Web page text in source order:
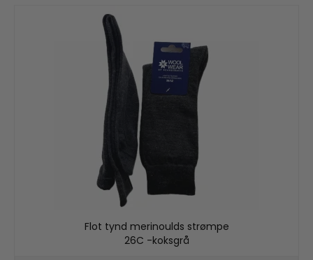
Flot tynd merinoulds strømpe
26C -koksgrå